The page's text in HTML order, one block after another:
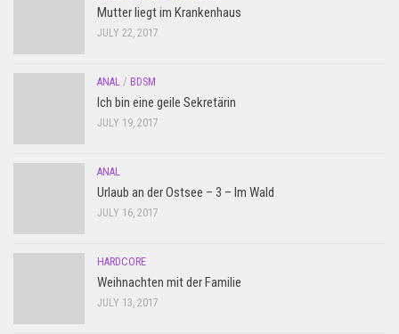
Mutter liegt im Krankenhaus
JULY 22, 2017
ANAL / BDSM
Ich bin eine geile Sekretärin
JULY 19, 2017
ANAL
Urlaub an der Ostsee – 3 – Im Wald
JULY 16, 2017
HARDCORE
Weihnachten mit der Familie
JULY 13, 2017